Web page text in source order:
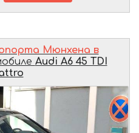
Мюнхена в
Audi A6 45 TDI